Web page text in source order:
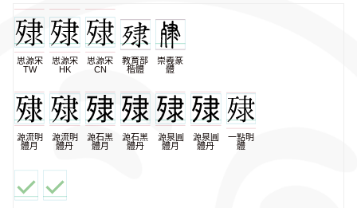
思源宋
TW
思源宋
HK
思源宋
CN
教育部
楷體
崇羲篆
體
源流明
體月
源流明
體丹
源石黑
體月
源石黑
體丹
源泉圓
體月
源泉圓
體丹
一點明
體